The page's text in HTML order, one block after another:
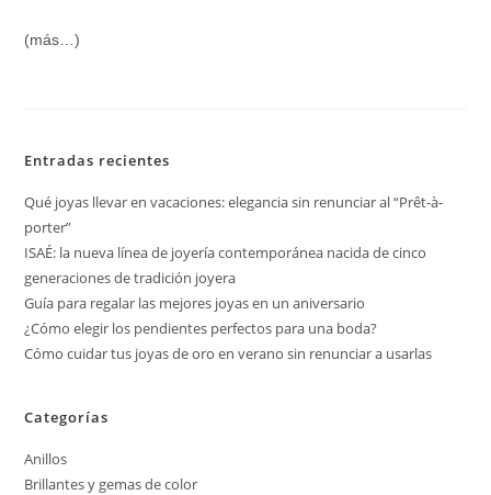
(más…)
Entradas recientes
Qué joyas llevar en vacaciones: elegancia sin renunciar al “Prêt-à-
porter”
ISAÉ: la nueva línea de joyería contemporánea nacida de cinco
generaciones de tradición joyera
Guía para regalar las mejores joyas en un aniversario
¿Cómo elegir los pendientes perfectos para una boda?
Cómo cuidar tus joyas de oro en verano sin renunciar a usarlas
Categorías
Anillos
Brillantes y gemas de color